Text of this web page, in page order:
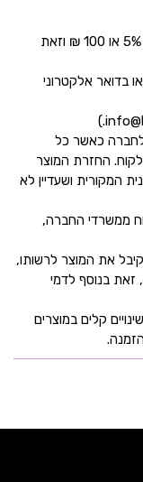
מדיניות ביטול היא מיום קבלת המוצר ודמי ביטול 5% או 100 ₪ וזאת
בדואר אלקטרוני
כאשר כל
החזרת המוצר
המקורית ושעדיין לא
ממשרדי החברה,
את המוצר לרשותו,
זאת בנוסף לדמי
קלים במוצרים